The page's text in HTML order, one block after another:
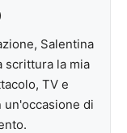
Salentina
scrittura la mia
TV e
di